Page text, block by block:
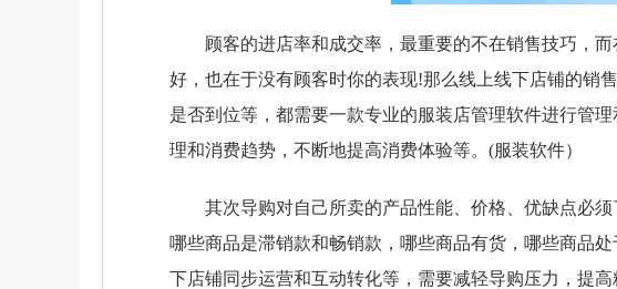
顾客的进店率和成交率，最重要的不在销售技巧，而
好，也在于没有顾客时你的表现!那么线上线下店铺的销
是否到位等，都需要一款专业的服装店管理软件进行管
理和消费趋势，不断地提高消费体验等。(服装软件）
其次导购对自己所卖的产品性能、价格、优缺点必须
哪些商品是滞销款和畅销款，哪些商品有货，哪些商品
下店铺同步运营和互动转化等，需要减轻导购压力，提